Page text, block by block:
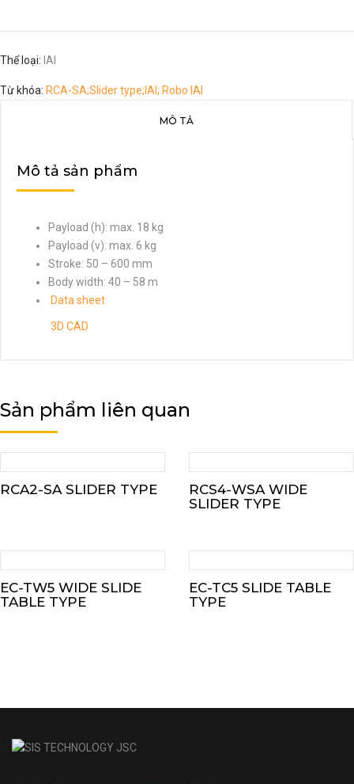
Thể loại: IAI
Từ khóa: RCA-SA;Slider type;IAI; Robo IAI
MÔ TẢ
Mô tả sản phẩm
Payload (h): max. 18 kg
Payload (v): max. 6 kg
Stroke: 50 – 600 mm
Body width: 40 – 58 m
Data sheet
3D CAD
Sản phẩm liên quan
RCA2-SA SLIDER TYPE
RCS4-WSA WIDE
SLIDER TYPE
EC-TW5 WIDE SLIDE
TABLE TYPE
EC-TC5 SLIDE TABLE
TYPE